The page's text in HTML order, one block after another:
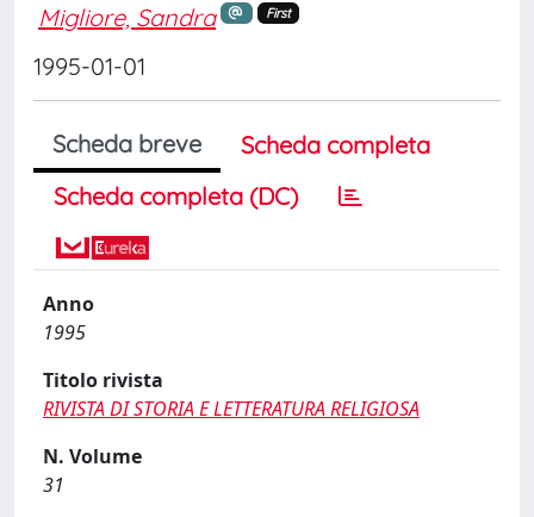
Migliore, Sandra First
1995-01-01
Scheda breve
Scheda completa
Scheda completa (DC)
Anno
1995
Titolo rivista
RIVISTA DI STORIA E LETTERATURA RELIGIOSA
N. Volume
31